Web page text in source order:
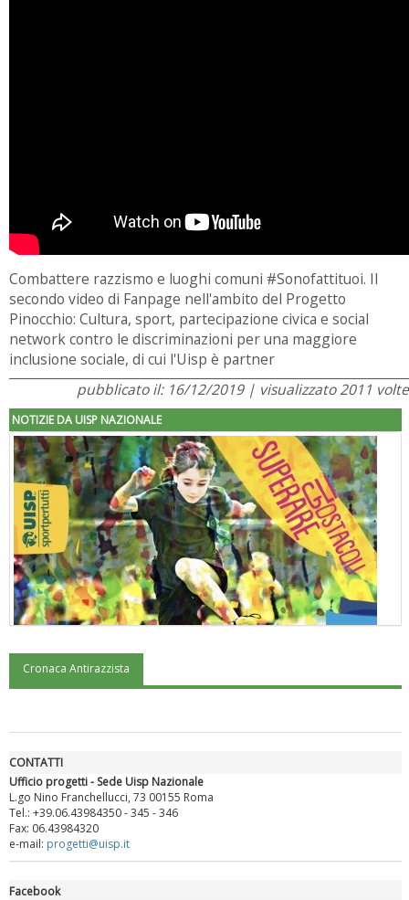
Combattere razzismo e luoghi comuni #Sonofattituoi. Il
secondo video di Fanpage nell'ambito del Progetto
Pinocchio: Cultura, sport, partecipazione civica e social
network contro le discriminazioni per una maggiore
inclusione sociale, di cui l'Uisp è partner
pubblicato il: 16/12/2019 | visualizzato 2011 volte
NOTIZIE DA UISP NAZIONALE
"Superare gli ostacoli": la relazione di Tiziano Pesce al CN Uisp
Cronaca Antirazzista
CONTATTI
Ufficio progetti - Sede Uisp Nazionale
L.go Nino Franchellucci, 73 00155 Roma
Tel.: +39.06.43984350 - 345 - 346
Fax: 06.43984320
e-mail: progetti@uisp.it
Facebook